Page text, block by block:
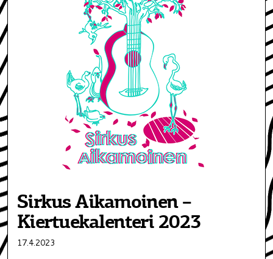
Sirkus Aikamoinen –
Kiertuekalenteri 2023
17.4.2023